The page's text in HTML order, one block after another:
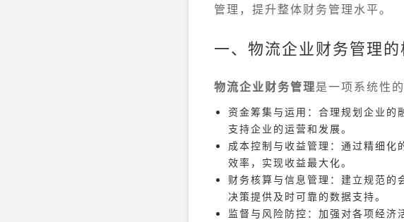
管理，提升整体财务管理水平。
一、物流企业财务管理
物流企业财务管理是一项系统性
资金筹集与运用：合理规划企业的
支持企业的运营和发展。
成本控制与收益管理：通过精细化
效率，实现收益最大化。
财务核算与信息管理：建立规范的
决策提供及时可靠的数据支持。
监督与风险防控：加强对各项经济